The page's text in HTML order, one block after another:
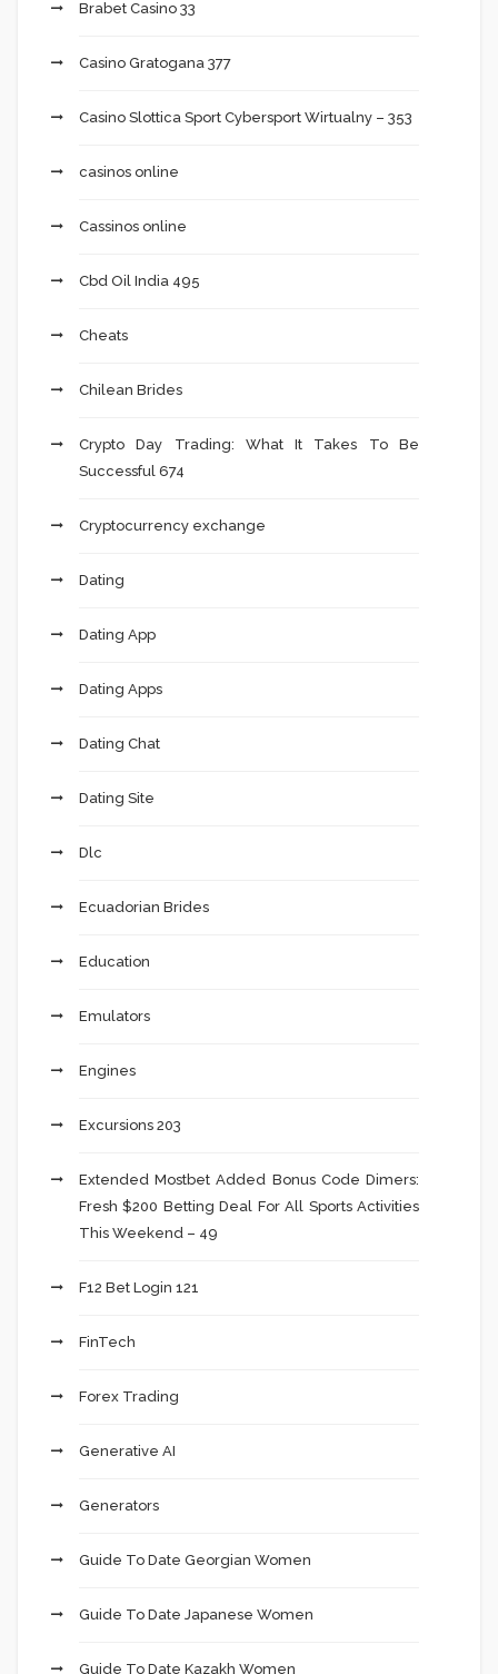
Brabet Casino 33
Casino Gratogana 377
Casino Slottica Sport Cybersport Wirtualny – 353
casinos online
Cassinos online
Cbd Oil India 495
Cheats
Chilean Brides
Crypto Day Trading: What It Takes To Be
Successful 674
Cryptocurrency exchange
Dating
Dating App
Dating Apps
Dating Chat
Dating Site
Dlc
Ecuadorian Brides
Education
Emulators
Engines
Excursions 203
Extended Mostbet Added Bonus Code Dimers:
Fresh $200 Betting Deal For All Sports Activities
This Weekend – 49
F12 Bet Login 121
FinTech
Forex Trading
Generative AI
Generators
Guide To Date Georgian Women
Guide To Date Japanese Women
Guide To Date Kazakh Women